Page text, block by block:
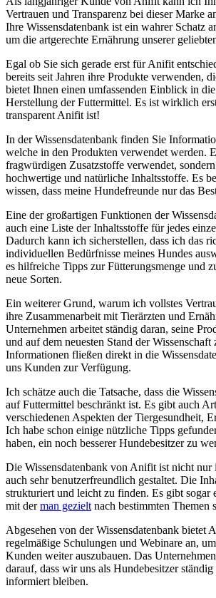
Vertrauen und Transparenz bei‌ dieser Marke
Ihre Wissensdatenbank ist ein wahrer Schatz
‌um die artgerechte Ernährung unserer
Egal ob​ Sie​ sich gerade erst für Anifit
bereits seit Jahren ihre Produkte verwenden,
bietet Ihnen einen umfassenden‍ Einblick ‍in
Herstellung der​ Futtermittel. Es⁣ ist wirklich
transparent Anifit ⁢ist!
In der‍ Wissensdatenbank ⁤finden Sie
welche in‌ den Produkten verwendet ​werden.‍
fragwürdigen​ Zusatzstoffe verwendet,
hochwertige und⁢ natürliche Inhaltsstoffe. Es
wissen,⁤ dass meine Hundefreunde nur das‍
Eine der‍ großartigen Funktionen der
auch eine Liste der ‌Inhaltsstoffe‍ für jedes
Dadurch kann ich sicherstellen, dass ich​ das
⁢individuellen Bedürfnisse meines Hundes
es ‍hilfreiche Tipps zur Fütterungsmenge und
neue Sorten.
Ein weiterer‍ Grund,‍ warum ich‍ vollstes
ihre Zusammenarbeit mit Tierärzten und
Unternehmen arbeitet ständig ⁤daran, seine
und ⁤auf dem ⁤neuesten‍ Stand‍ der Wissenschaft
Informationen fließen direkt in die
uns Kunden zur Verfügung.
Ich schätze auch die Tatsache, dass die
auf Futtermittel beschränkt ist. Es gibt auch
⁤verschiedenen Aspekten ⁢der Tiergesundheit,
Ich habe schon einige nützliche Tipps
haben, ein⁢ noch besserer ‌Hundebesitzer⁣ zu
Die⁣ Wissensdatenbank von Anifit ist ​nicht nur
⁤auch sehr benutzerfreundlich ⁤gestaltet. Die
⁣strukturiert und leicht‌ zu finden. Es gibt sogar
mit derman gezielt nach bestimmten Themen
Abgesehen von der Wissensdatenbank bietet
regelmäßige Schulungen ⁣und Webinare‍ an,
Kunden ‍weiter ⁢auszubauen. Das
darauf, dass ‌wir uns als Hundebesitzer
informiert bleiben.